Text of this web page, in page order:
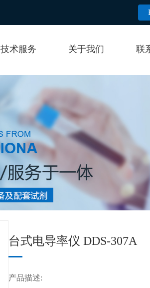
技术服务 关于我们 联
台式电导率仪 DDS-307A
产品描述: